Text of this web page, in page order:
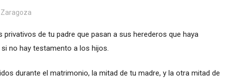
privativos de tu padre que pasan a sus herederos que haya
no hay testamento a los hijos.
durante el matrimonio, la mitad de tu madre, y la otra mitad de